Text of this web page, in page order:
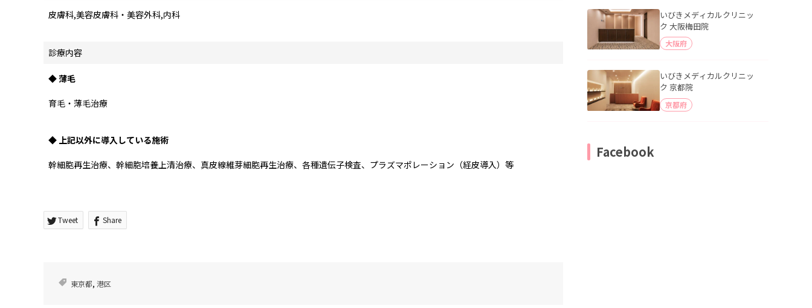
皮膚科,美容皮膚科・美容外科,内科
診療内容
◆ 薄毛
育毛・薄毛治療
◆ 上記以外に導入している施術
幹細胞再生治療、幹細胞培養上清治療、真皮線維芽細胞再生治療、各種遺伝子検査、プラズマポレーション（経皮導入）等
Tweet Share
東京都, 港区
いびきメディカルクリニッ
ク 大阪梅田院
大阪府
いびきメディカルクリニッ
ク 京都院
京都府
Facebook